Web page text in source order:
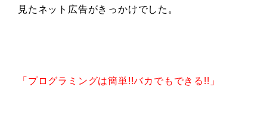
見たネット広告がきっかけでした。
「プログラミングは簡単!!バカでもできる!!」